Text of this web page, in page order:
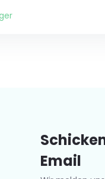
Email